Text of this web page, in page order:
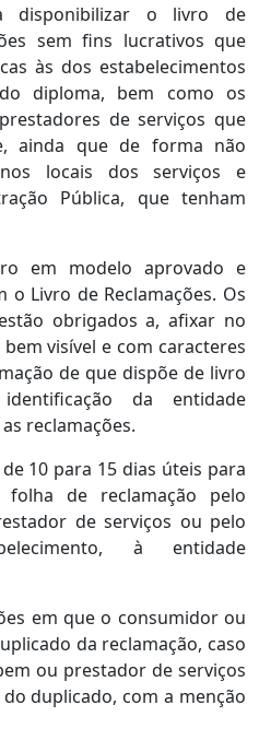
disponibilizar o livro de
sem fins lucrativos que
às dos estabelecimentos
diploma, bem como os
de serviços que
ainda que de forma não
locais dos serviços e
Pública, que tenham
em modelo aprovado e
Livro de Reclamações. Os
obrigados a, afixar no
visível e com caracteres
de que dispõe de livro
da entidade
reclamações.
10 para 15 dias úteis para
de reclamação pelo
de serviços ou pelo
à entidade
em que o consumidor ou
da reclamação, caso
ou prestador de serviços
duplicado, com a menção